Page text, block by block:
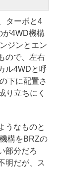
ターボと4
が4WD機構
ジンとエン
ので、左右
ル4WDと呼
下に配置さ
り立ちにく
うなものと
構をBRZの
部分だろ
明だが、ス